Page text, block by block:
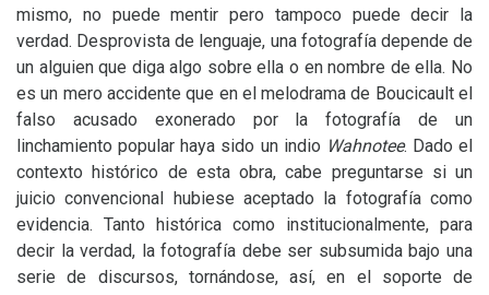
mismo, no puede mentir pero tampoco puede decir la
verdad. Desprovista de lenguaje, una fotografía depende de
un alguien que diga algo sobre ella o en nombre de ella. No
es un mero accidente que en el melodrama de Boucicault el
falso acusado exonerado por la fotografía de un
linchamiento popular haya sido un indio Wahnotee. Dado el
contexto histórico de esta obra, cabe preguntarse si un
juicio convencional hubiese aceptado la fotografía como
evidencia. Tanto histórica como institucionalmente, para
decir la verdad, la fotografía debe ser subsumida bajo una
serie de discursos, tornándose, así, en el soporte de